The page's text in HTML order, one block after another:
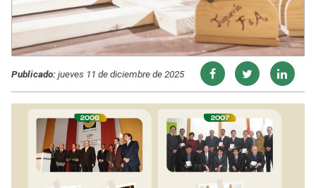
Publicado:jueves 11 de diciembre de 2025